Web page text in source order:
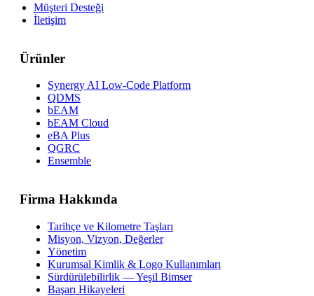
Müşteri Desteği
İletişim
Ürünler
Synergy AI Low-Code Platform
QDMS
bEAM
bEAM Cloud
eBA Plus
QGRC
Ensemble
Firma Hakkında
Tarihçe ve Kilometre Taşları
Misyon, Vizyon, Değerler
Yönetim
Kurumsal Kimlik & Logo Kullanımları
Sürdürülebilirlik — Yeşil Bimser
Başarı Hikayeleri